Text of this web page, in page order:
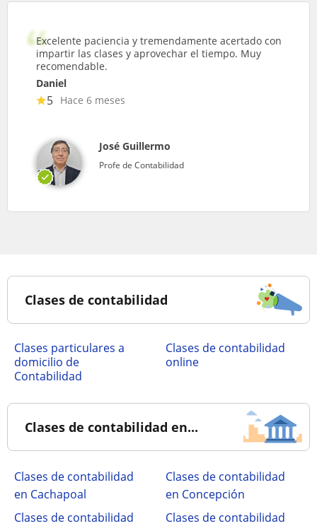
Excelente paciencia y tremendamente acertado con
impartir las clases y aprovechar el tiempo. Muy
recomendable.
Daniel
5 Hace 6 meses
José Guillermo
Profe de Contabilidad
Clases de contabilidad
clases particulares a
domicilio de
Contabilidad
Clases de contabilidad
online
Clases de contabilidad en...
Clases de contabilidad
en Cachapoal
Clases de contabilidad
en Concepción
Clases de contabilidad
Clases de contabilidad